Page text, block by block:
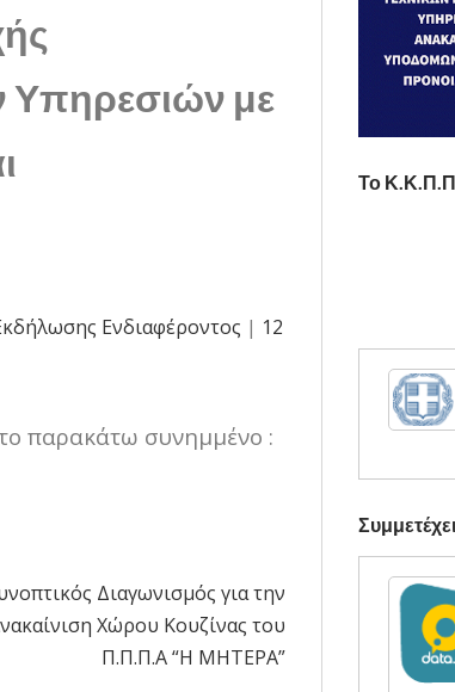
Υπηρεσιών με
Ενδιαφέροντος | 12
το παρακάτω συνημμένο :
Διαγωνισμός για την
Χώρου Κουζίνας του
Π.Π.Π.Α “Η ΜΗΤΕΡΑ”
Το